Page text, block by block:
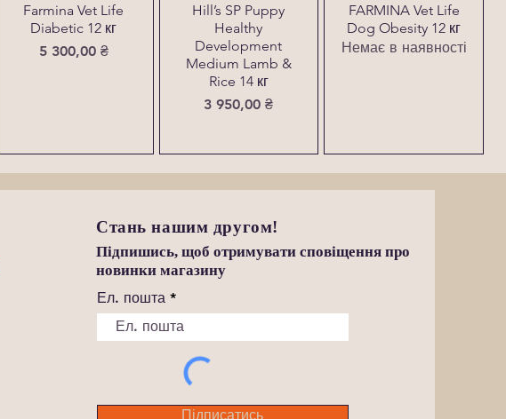
Farmina Vet Life
Diabetic 12 кг
Ціна
5 300,00 ₴
Hill’s SP Puppy
Healthy
Development
Medium Lamb &
Rice 14 кг
Ціна
3 950,00 ₴
FARMINA Vet Life
Dog Obesity 12 кг
Немає в наявності
Стань нашим другом!
Підпишись, щоб отримувати сповіщення про
новинки магазину
Ел. пошта
Підписатись